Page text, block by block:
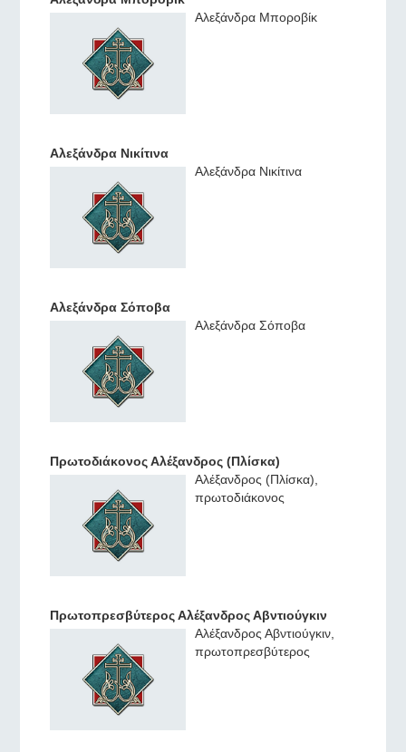
Αλεξάνδρα Μποροβίκ
Αλεξάνδρα Νικίτινα
Αλεξάνδρα Νικίτινα
Αλεξάνδρα Σόποβα
Αλεξάνδρα Σόποβα
Πρωτοδιάκονος Αλέξανδρος (Πλίσκα)
Αλέξανδρος (Πλίσκα),
πρωτοδιάκονος
Πρωτοπρεσβύτερος Αλέξανδρος Αβντιούγκιν
Αλέξανδρος Αβντιούγκιν,
πρωτοπρεσβύτερος